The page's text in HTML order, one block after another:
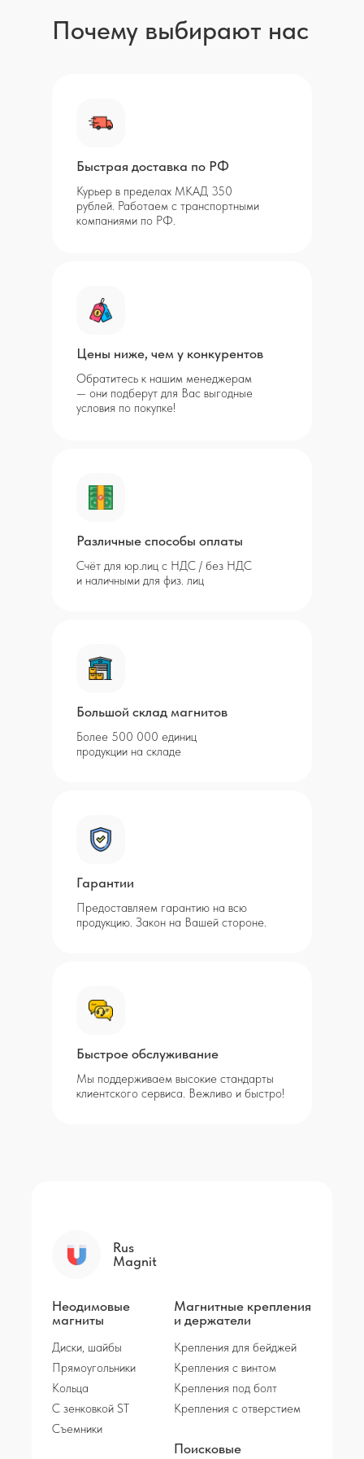
Почему выбирают нас
Быстрая доставка по РФ
Курьер в пределах МКАД 350
рублей. Работаем с транспортными
компаниями по РФ.
Цены ниже, чем у конкурентов
Обратитесь к нашим менеджерам
— они подберут для Вас выгодные
условия по покупке!
Различные способы оплаты
Счёт для юр.лиц с НДС / без НДС
и наличными для физ. лиц
Большой склад магнитов
Более 500 000 единиц
продукции на складе
Гарантии
Предоставляем гарантию на всю
продукцию. Закон на Вашей стороне.
Быстрое обслуживание
Мы поддерживаем высокие стандарты
клиентского сервиса. Вежливо и быстро!
Rus
Magnit
Неодимовые
магниты
Диски, шайбы
Прямоугольники
Кольца
С зенковкой ST
Съемники
Магнитные крепления
и держатели
Крепления для бейджей
Крепления с винтом
Крепления под болт
Крепления с отверстием
Поисковые